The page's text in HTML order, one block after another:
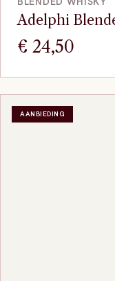
Adelphi
€ 24,50
AANBIEDING